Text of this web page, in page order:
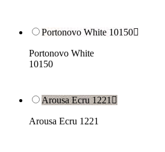
Portonovo White 10150
Portonovo White
10150
Arousa Ecru 1221
Arousa Ecru 1221